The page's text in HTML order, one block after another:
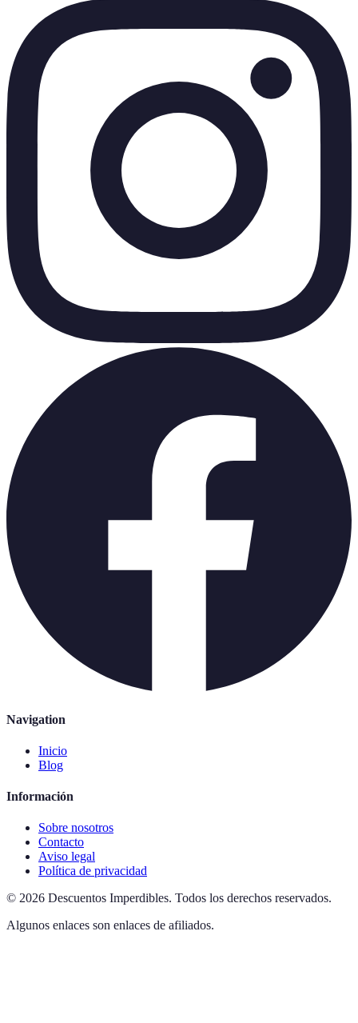
Navigation
Inicio
Blog
Información
Sobre nosotros
Contacto
Aviso legal
Política de privacidad
© 2026 Descuentos Imperdibles. Todos los derechos reservados.
Algunos enlaces son enlaces de afiliados.